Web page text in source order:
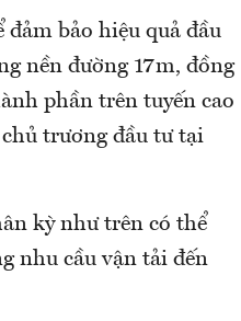
đảm bảo hiệu quả đầu
nền đường 17m, đồng
phần trên tuyến cao
trương đầu tư tại
kỳ như trên có thể
nhu cầu vận tải đến